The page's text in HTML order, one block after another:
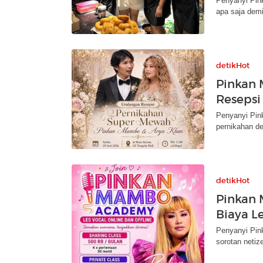
apa saja
detikHot
Pinkan
Penyanyi
pernikahan
detikHot
Pinkan
Biaya
Penyanyi
sorotan